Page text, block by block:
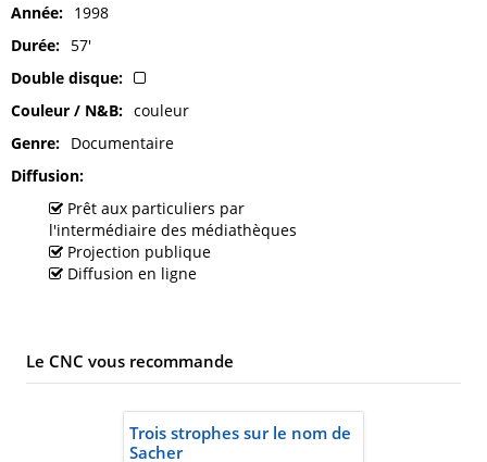
Année
1998
Durée
57'
Double disque
Couleur / N&B
couleur
Genre
Documentaire
Diffusion
Prêt aux particuliers par
l'intermédiaire des médiathèques
Projection publique
Diffusion en ligne
Le CNC vous recommande
Trois strophes sur le nom de
Sacher